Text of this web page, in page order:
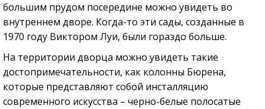
большим прудом посередине можно увидеть во
внутреннем дворе. Когда-то эти сады, созданные в
1970 году Виктором Луи, были гораздо больше.
На территории дворца можно увидеть такие
достопримечательности, как колонны Бюрена,
которые представляют собой инсталляцию
современного искусства – черно-белые полосатые